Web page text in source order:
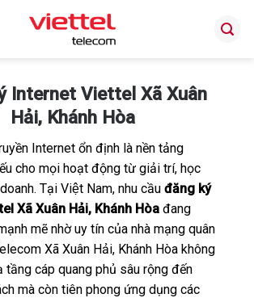
Internet Viettel Xã Xuân
Hải, Khánh Hòa
Internet ổn định là nền tảng
cho mọi hoạt động từ giải trí, học
Tại Việt Nam, nhu cầu đăng ký
Xã Xuân Hải, Khánh Hòa đang
mẽ nhờ uy tín của nhà mạng quân
Xã Xuân Hải, Khánh Hòa không
tầng cáp quang phủ sâu rộng đến
mà còn tiên phong ứng dụng các